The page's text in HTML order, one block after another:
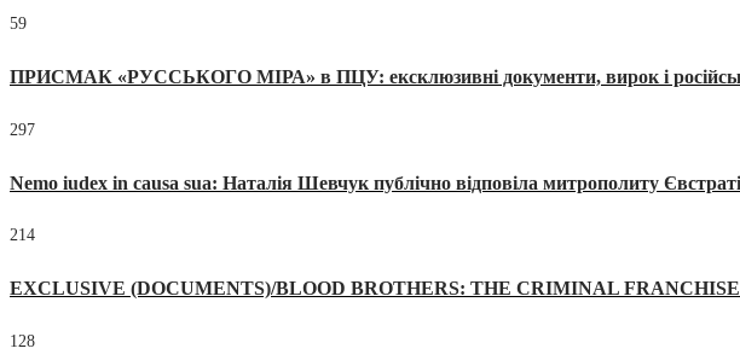
59
ПРИСМАК «РУССЬКОГО МІРА» в ПЦУ: ексклюзивні документи, вирок і російський
297
Nemo iudex in causa sua: Наталія Шевчук публічно відповіла митрополиту
214
EXCLUSIVE (DOCUMENTS)/BLOOD BROTHERS: THE CRIMINAL
128